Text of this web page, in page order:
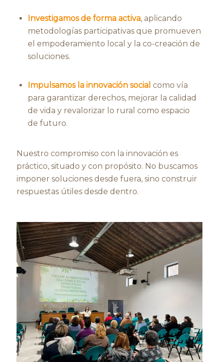
Investigamos de forma activa, aplicando
metodologías participativas que promueven
el empoderamiento local y la co-creación de
soluciones.
Impulsamos la innovación social como vía
para garantizar derechos, mejorar la calidad
de vida y revalorizar lo rural como espacio
de futuro.
Nuestro compromiso con la innovación es
práctico, situado y con propósito. No buscamos
imponer soluciones desde fuera, sino construir
respuestas útiles desde dentro.